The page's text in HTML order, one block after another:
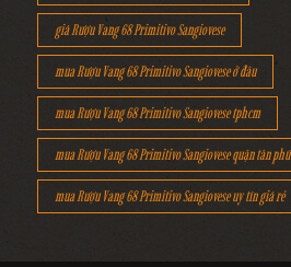
giá Rượu Vang 68 Primitivo Sangiovese
mua Rượu Vang 68 Primitivo Sangiovese ở đâu
mua Rượu Vang 68 Primitivo Sangiovese tphcm
mua Rượu Vang 68 Primitivo Sangiovese quận tân phú
mua Rượu Vang 68 Primitivo Sangiovese uy tín giá rẻ